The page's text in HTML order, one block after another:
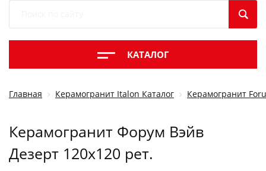
КАТАЛОГ
Главная Керамогранит Italon Каталог Керамогранит
Керамогранит Форум Вэйв
Дезерт 120x120 рет.